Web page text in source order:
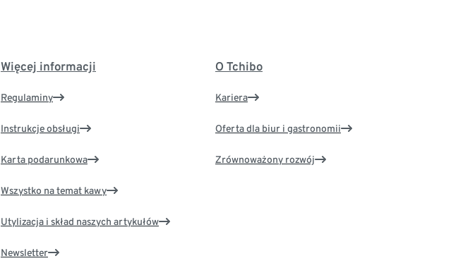
Więcej informacji
Regulaminy
Instrukcje obsługi
Karta podarunkowa
Wszystko na temat kawy
Utylizacja i skład naszych artykułów
Newsletter
O Tchibo
Kariera
Oferta dla biur i gastronomii
Zrównoważony rozwój